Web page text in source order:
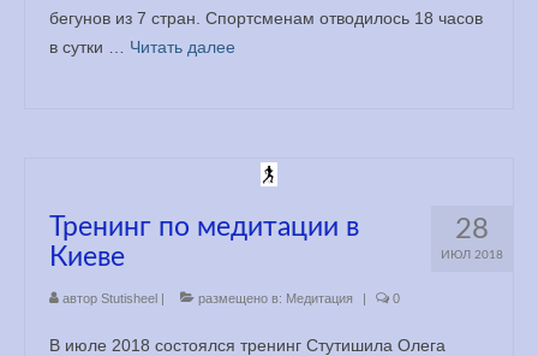
бегунов из 7 стран. Спортсменам отводилось 18 часов
в сутки … Читать далее
28
ИЮЛ 2018
Тренинг по медитации в
Киеве
автор Stutisheel | размещено в: Медитация | 0
В июле 2018 состоялся тренинг Стутишила Олега